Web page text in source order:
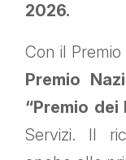
2026.
Con il
Premio
“Premio dei
Servizi. Il